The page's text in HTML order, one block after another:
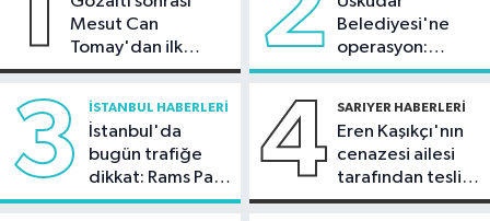
çekti
İstanbul Haberleri
12:15
zincirleme kazaya karıştı
Mesut Can
Tomay'dan ilk
açıklama
Belediyesi'ne
operasyon:
Sinem Dedetaş'a
3 İSTANBUL HABERLERI
İstanbul'da
bugün trafiğe
dikkat: Rams Park
çevresinde bazı
4 SARIYER HABERLERI
Eren Kaşıkçı'nın
cenazesi ailesi
tarafından teslim
alındı